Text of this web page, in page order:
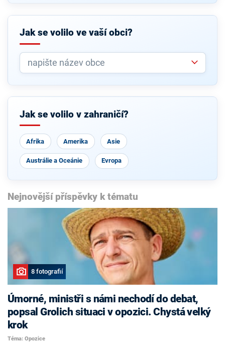
Jak se volilo ve vaší obci?
Jak se volilo v zahraničí?
Afrika Amerika Asie
Austrálie a Oceánie Evropa
Nejnovější příspěvky k tématu
8 fotografií
Úmorné, ministři s námi nechodí do debat,
popsal Grolich situaci v opozici. Chystá velký
krok
Téma: Opozice